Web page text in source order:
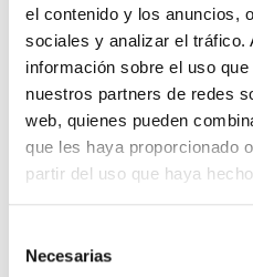
el contenido y los anuncios,
sociales y analizar el tráfico.
información sobre el uso
nuestros partners de redes
web, quienes pueden
que les haya proporcionado
partir del uso que haya
Necesarias